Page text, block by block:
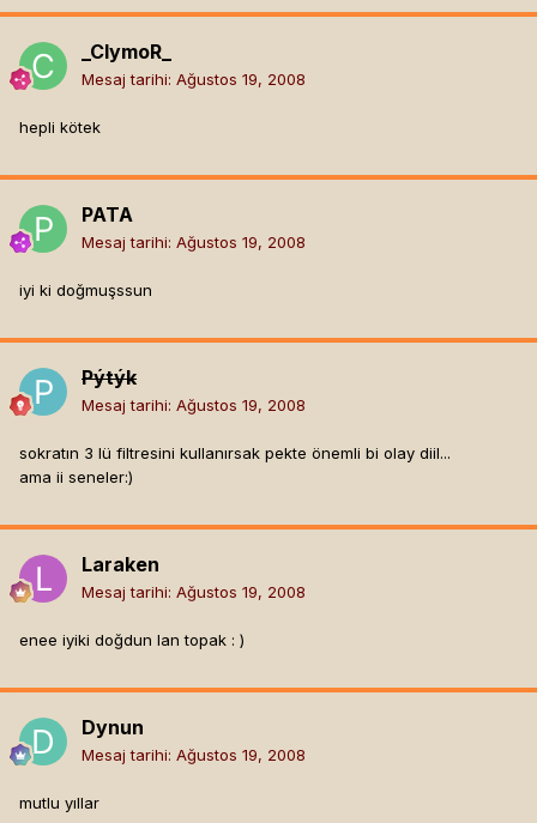
_ClymoR_
Mesaj tarihi: Ağustos 19, 2008
hepli kötek
PATA
Mesaj tarihi: Ağustos 19, 2008
iyi ki doğmuşssun
Pýtýk
Mesaj tarihi: Ağustos 19, 2008
sokratın 3 lü filtresini kullanırsak pekte önemli bi olay diil...
ama ii seneler:)
Laraken
Mesaj tarihi: Ağustos 19, 2008
enee iyiki doğdun lan topak : )
Dynun
Mesaj tarihi: Ağustos 19, 2008
mutlu yıllar